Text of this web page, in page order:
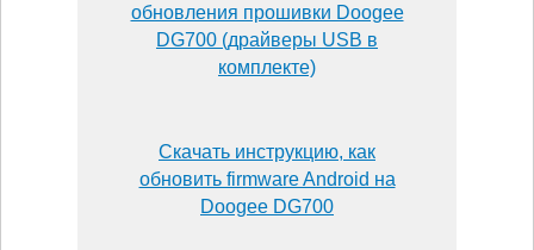
обновления прошивки Doogee
DG700 (драйверы USB в
комплекте)
Скачать инструкцию, как
обновить firmware Android на
Doogee DG700